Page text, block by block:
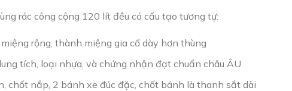
rác công cộng 120 lít đều có cấu tạo tương tự:
rộng, thành miệng gia cố dày hơn thùng
tích, loại nhựa, và chứng nhận đạt chuẩn châu ÂU
chốt nắp, 2 bánh xe đúc đặc, chốt bánh là thanh sắt dài